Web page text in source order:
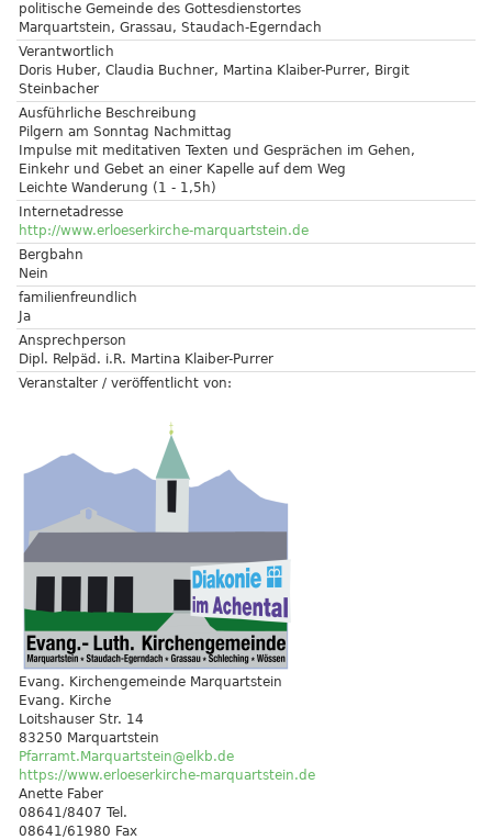
politische Gemeinde des Gottesdienstortes
Marquartstein, Grassau, Staudach-Egerndach
Verantwortlich
Doris Huber, Claudia Buchner, Martina Klaiber-Purrer, Birgit
Steinbacher
Ausführliche Beschreibung
Pilgern am Sonntag Nachmittag
Impulse mit meditativen Texten und Gesprächen im Gehen,
Einkehr und Gebet an einer Kapelle auf dem Weg
Leichte Wanderung (1 - 1,5h)
Internetadresse
http://www.erloeserkirche-marquartstein.de
Bergbahn
Nein
familienfreundlich
Ja
Ansprechperson
Dipl. Relpäd. i.R. Martina Klaiber-Purrer
Veranstalter / veröffentlicht von:
Evang. Kirchengemeinde Marquartstein
Evang. Kirche
Loitshauser Str. 14
83250 Marquartstein
Pfarramt.Marquartstein@elkb.de
https://www.erloeserkirche-marquartstein.de
Anette Faber
08641/8407 Tel.
08641/61980 Fax